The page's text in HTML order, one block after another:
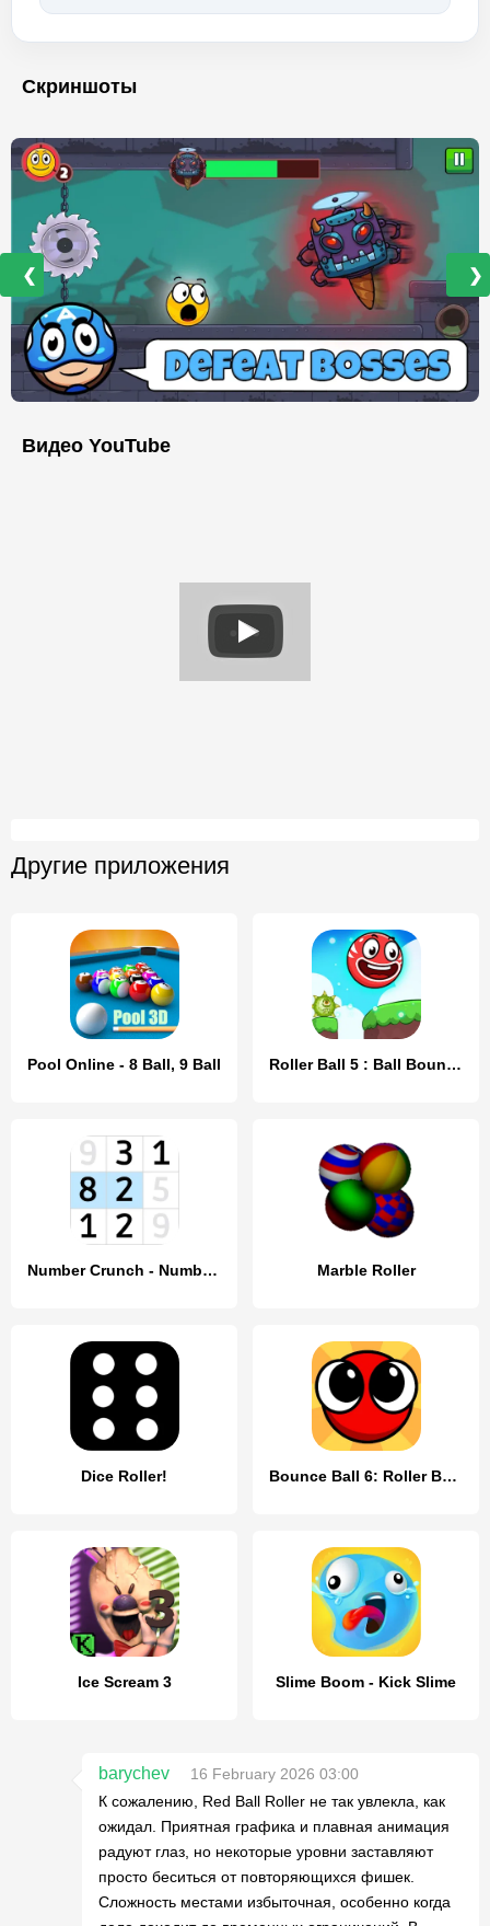
Скриншоты
❮ ❯
Видео YouTube
Другие приложения
Pool Online - 8 Ball, 9 Ball Roller Ball 5 : Ball Bounce
Number Crunch - Number Games Marble Roller
Dice Roller! Bounce Ball 6: Roller Ball 6
Ice Scream 3 Slime Boom - Kick Slime
barychev
16 February 2026 03:00
К сожалению, Red Ball Roller не так увлекла, как
ожидал. Приятная графика и плавная анимация
радуют глаз, но некоторые уровни заставляют
просто беситься от повторяющихся фишек.
Сложность местами избыточная, особенно когда